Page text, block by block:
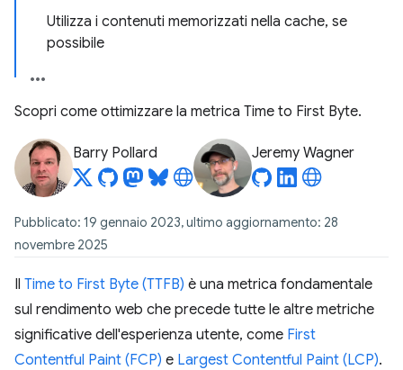
Utilizza i contenuti memorizzati nella cache, se
possibile
Scopri come ottimizzare la metrica Time to First Byte.
Barry Pollard Jeremy Wagner
Pubblicato: 19 gennaio 2023, ultimo aggiornamento: 28
novembre 2025
Il Time to First Byte (TTFB) è una metrica fondamentale
sul rendimento web che precede tutte le altre metriche
significative dell'esperienza utente, come First
Contentful Paint (FCP) e Largest Contentful Paint (LCP).